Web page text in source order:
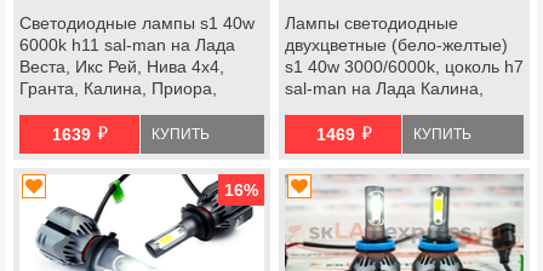
Светодиодные лампы s1 40w
6000k h11 sal-man на Лада
Веста, Икс Рей, Нива 4х4,
Гранта, Калина, Приора,
1639 й КУПИТЬ
Лампы светодиодные
двухцветные (бело-желтые)
s1 40w 3000/6000k, цоколь h7
sal-man на Лада Калина,
Рей, Шевроле Нива
1469 й КУПИТЬ
16%